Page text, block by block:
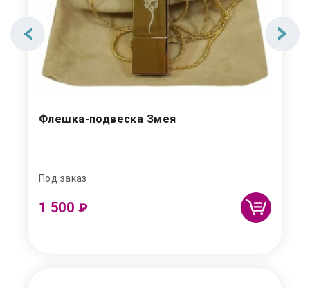
Флешка-подвеска Змея
Под заказ
1 500 ₽